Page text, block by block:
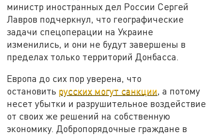
министр иностранных дел России Сергей
Лавров подчеркнул, что географические
задачи спецоперации на Украине
изменились, и они не будут завершены в
пределах только территорий Донбасса.
Европа до сих пор уверена, что
остановить русских могут санкции, а потому
несет убытки и разрушительное воздействие
от своих же решений на собственную
экономику. Добропорядочные граждане в